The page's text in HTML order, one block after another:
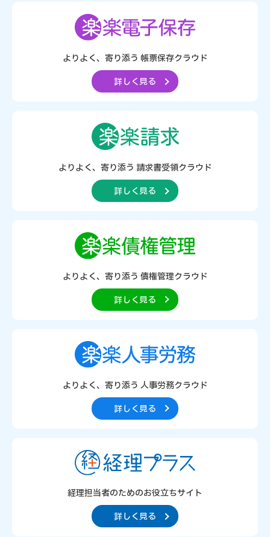
よりよく、寄り添う 帳票保存クラウド
詳しく見る
よりよく、寄り添う 請求書受領クラウド
詳しく見る
よりよく、寄り添う 債権管理クラウド
詳しく見る
よりよく、寄り添う 人事労務クラウド
詳しく見る
経理担当者のためのお役立ちサイト
詳しく見る